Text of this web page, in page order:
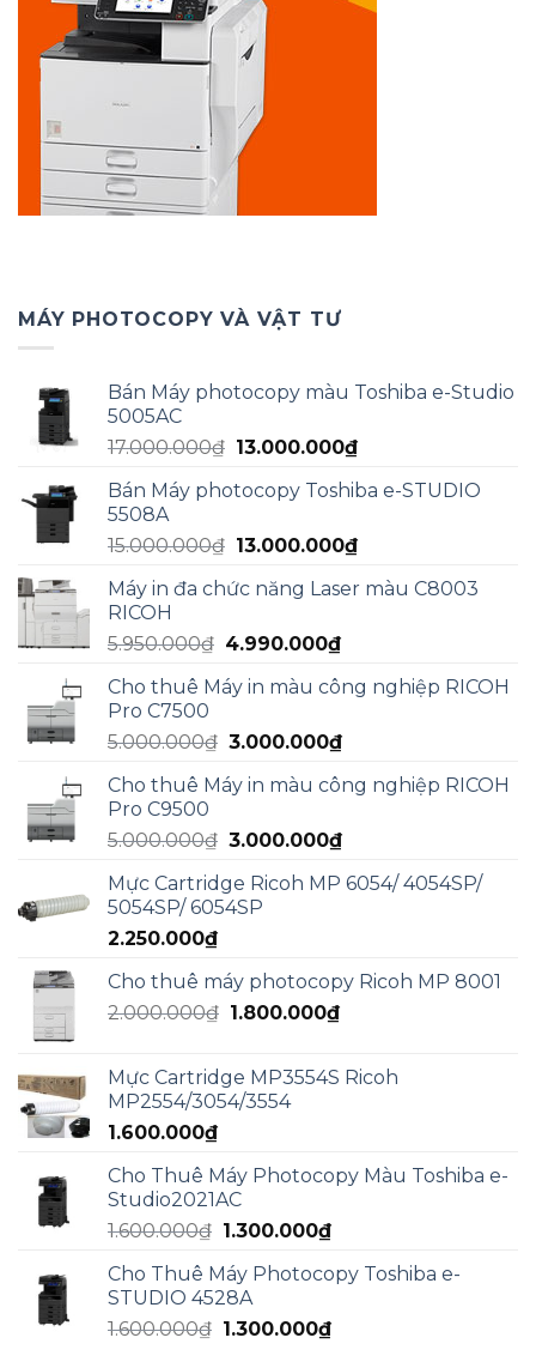
MÁY PHOTOCOPY VÀ VẬT TƯ
Bán Máy photocopy màu Toshiba e-Studio
5005AC
17.000.000₫ Giá
là:
13.000.000₫Giá
tại
13.000.000₫.
Bán Máy photocopy Toshiba e-STUDIO
5508A
15.000.000₫ Giá
là:
13.000.000₫Giá
tại
Máy in đa chức năng Laser màu C8003
RICOH
5.950.000₫ Giá
là:
4.990.000₫Giá
tại
4.990.000₫.
Cho thuê Máy in màu công nghiệp RICOH
Pro C7500
5.000.000₫ Giá
là:
3.000.000₫Giá
tại
3.000.000₫.
Cho thuê Máy in màu công nghiệp RICOH
Pro C9500
5.000.000₫ Giá
là:
5.000.000₫.
3.000.000₫Giá
tại
Mực Cartridge Ricoh MP 6054/ 4054SP/
5054SP/ 6054SP
2.250.000₫
Cho thuê máy photocopy Ricoh MP 8001
2.000.000₫ Giá
2.000.000₫.
1.800.000₫Giá
là:
Mực Cartridge MP3554S Ricoh
MP2554/3054/3554
1.600.000₫
Cho Thuê Máy Photocopy Màu Toshiba e-
Studio2021AC
1.600.000₫ Giá
là:
1.600.000₫.
1.300.000₫Giá
tại
1.300.000₫.
Cho Thuê Máy Photocopy Toshiba e-
STUDIO 4528A
1.600.000₫ Giá
1.300.000₫Giá